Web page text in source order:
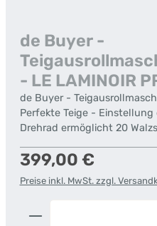
de Buyer -
- LE LAMINOIR
de Buyer -
Perfekte Teige -
Drehrad ermöglicht 20
Regulärer Preis:
399,00 €
Preise inkl. MwSt. zzgl.
Produkt Anzahl: Gib